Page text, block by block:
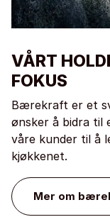
VÅRT
FOKUS
Bærekraft er et
ønsker å bidra til
våre kunder til å
kjøkkenet.
Mer om